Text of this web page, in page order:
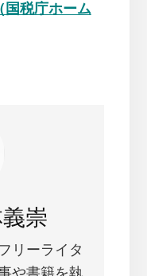
国税庁ホーム
崇
リーライタ